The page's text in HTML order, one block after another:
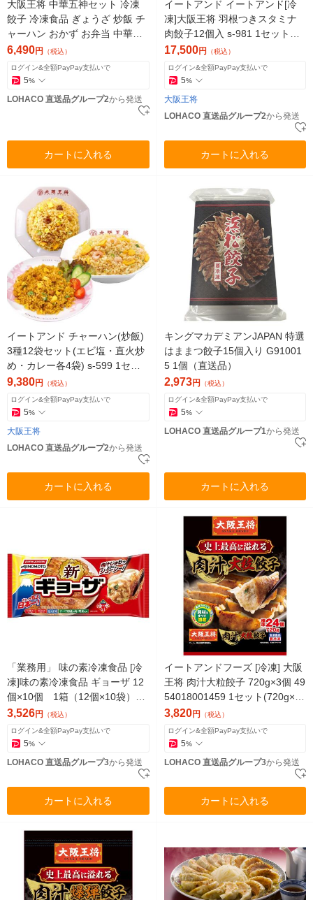
大阪王将 中華五神セット 冷凍
餃子 冷凍食品 ぎょうざ 炒飯 チ
ャーハン おかず お弁当 中華
（直送品）
6,490円 （税込）
ログイン&全額PayPay支払いで
5%
LOHACO 直送品グループ2から発送
カートに入れる
イートアンド イートアンド[冷
凍]大阪王将 羽根つきスタミナ
肉餃子12個入 s-981 1セット（2
ケース×20袋入）（直送品）
17,500円 （税込）
ログイン&全額PayPay支払いで
5%
大阪王将
LOHACO 直送品グループ2から発送
カートに入れる
イートアンド チャーハン(炒飯)
3種12袋セット(エビ塩・直火炒
め・カレー各4袋) s-599 1セッ
ト（直送品）
9,380円 （税込）
ログイン&全額PayPay支払いで
5%
大阪王将
LOHACO 直送品グループ2から発送
カートに入れる
キングマカデミアンJAPAN 特選
はままつ餃子15個入り G91001
5 1個（直送品）
2,973円 （税込）
ログイン&全額PayPay支払いで
5%
LOHACO 直送品グループ1から発送
カートに入れる
「業務用」 味の素冷凍食品 [冷
凍]味の素冷凍食品 ギョーザ 12
個×10個 1箱（12個×10袋）
（直送品）
3,526円 （税込）
ログイン&全額PayPay支払いで
5%
LOHACO 直送品グループ3から発送
カートに入れる
イートアンドフーズ [冷凍] 大阪
王将 肉汁大粒餃子 720g×3個 49
54018001459 1セット(720g×3
個)（直送品）
3,820円 （税込）
ログイン&全額PayPay支払いで
5%
LOHACO 直送品グループ3から発送
カートに入れる